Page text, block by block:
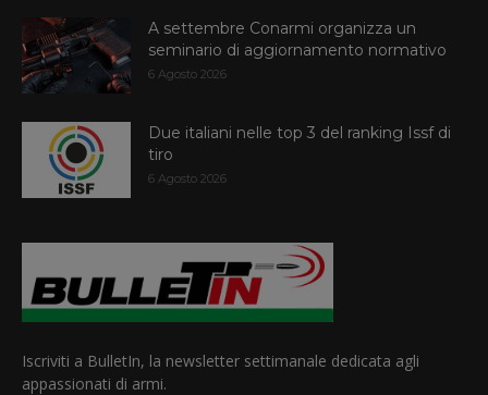
A settembre Conarmi organizza un
seminario di aggiornamento normativo
6 Agosto 2026
Due italiani nelle top 3 del ranking Issf di
tiro
6 Agosto 2026
Iscriviti a BulletIn, la newsletter settimanale dedicata agli
appassionati di armi.